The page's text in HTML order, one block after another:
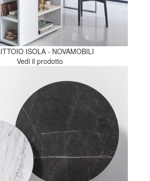
ISOLA - NOVAMOBILI
Vedi il prodotto